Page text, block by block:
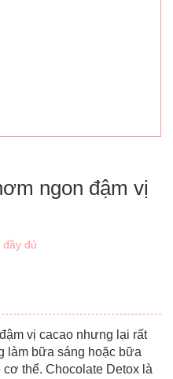
ngon đậm vị
đầy đủ
vị cacao nhưng lại rất
làm bữa sáng hoặc bữa
thể. Chocolate Detox là